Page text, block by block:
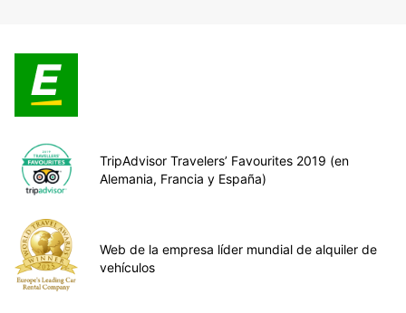
TripAdvisor Travelers’ Favourites 2019 (en
Alemania, Francia y España)
Web de la empresa líder mundial de alquiler de
vehículos